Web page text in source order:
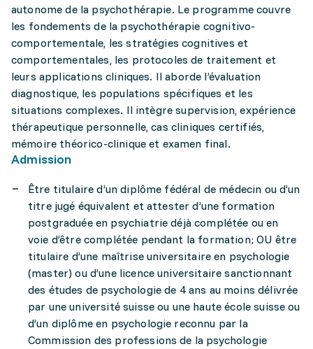
autonome de la psychothérapie. Le programme couvre
les fondements de la psychothérapie cognitivo-
comportementale, les stratégies cognitives et
comportementales, les protocoles de traitement et
leurs applications cliniques. Il aborde l’évaluation
diagnostique, les populations spécifiques et les
situations complexes. Il intègre supervision, expérience
thérapeutique personnelle, cas cliniques certifiés,
mémoire théorico-clinique et examen final.
Admission
Être titulaire d’un diplôme fédéral de médecin ou d’un
titre jugé équivalent et attester d’une formation
postgraduée en psychiatrie déjà complétée ou en
voie d’être complétée pendant la formation; OU être
titulaire d’une maîtrise universitaire en psychologie
(master) ou d’une licence universitaire sanctionnant
des études de psychologie de 4 ans au moins délivrée
par une université suisse ou une haute école suisse ou
d’un diplôme en psychologie reconnu par la
Commission des professions de la psychologie